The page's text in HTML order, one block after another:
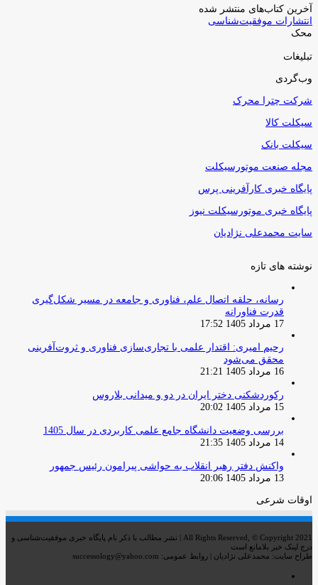
آخرین کتاب‌های منتشر شده
انتشارات موفقیت‌شناسی
محک
تبلیغات
وب‌گردی
شرکت چترا محرک
سیکلت کالا
سیکلت بانک
مجله صنعت موتورسیکلت
پایگاه خبری کارآفرینی پرس
پایگاه خبری موتورسیکلت نیوز
سایت محمدعلی نژادیان
نوشته های تازه
رسانه، حلقه اتصال علم، فناوری و جامعه در مسیر شکل‌گیری
قدرت فناورانه
17 مرداد 1405 17:52
رحیم امیری: اقتدار علمی با تجاری‌سازی فناوری و ثروت‌آفرینی
محقق می‌شود
16 مرداد 1405 21:21
رکوردشکنی دختر ایران در دو و میدانی بلاروس
15 مرداد 1405 20:02
بررسی وضعیت دانشگاه جامع علمی کاربردی در سال 1405
14 مرداد 1405 21:35
واکنش دفتر رهبر انقلاب به حواشی پیرامون رئیس جمهور
13 مرداد 1405 20:06
اوقات شرعی
All Rights Reserved, © Copyright 2021 | نشر مطالب با ذکر نام پایگاه خبری موفقیت‌شناسی و
درج لینک خبر بلامانع است
طراح سایت: محمدعلی نژادیان | روابط عمومی: successology@yahoo.com